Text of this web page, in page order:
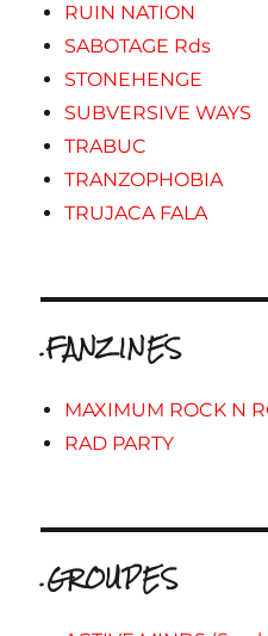
RUIN NATION
SABOTAGE Rds
STONEHENGE
SUBVERSIVE WAYS
TRABUC
TRANZOPHOBIA
TRUJACA FALA
.FANZINES
MAXIMUM ROCK N
RAD PARTY
.GROUPES